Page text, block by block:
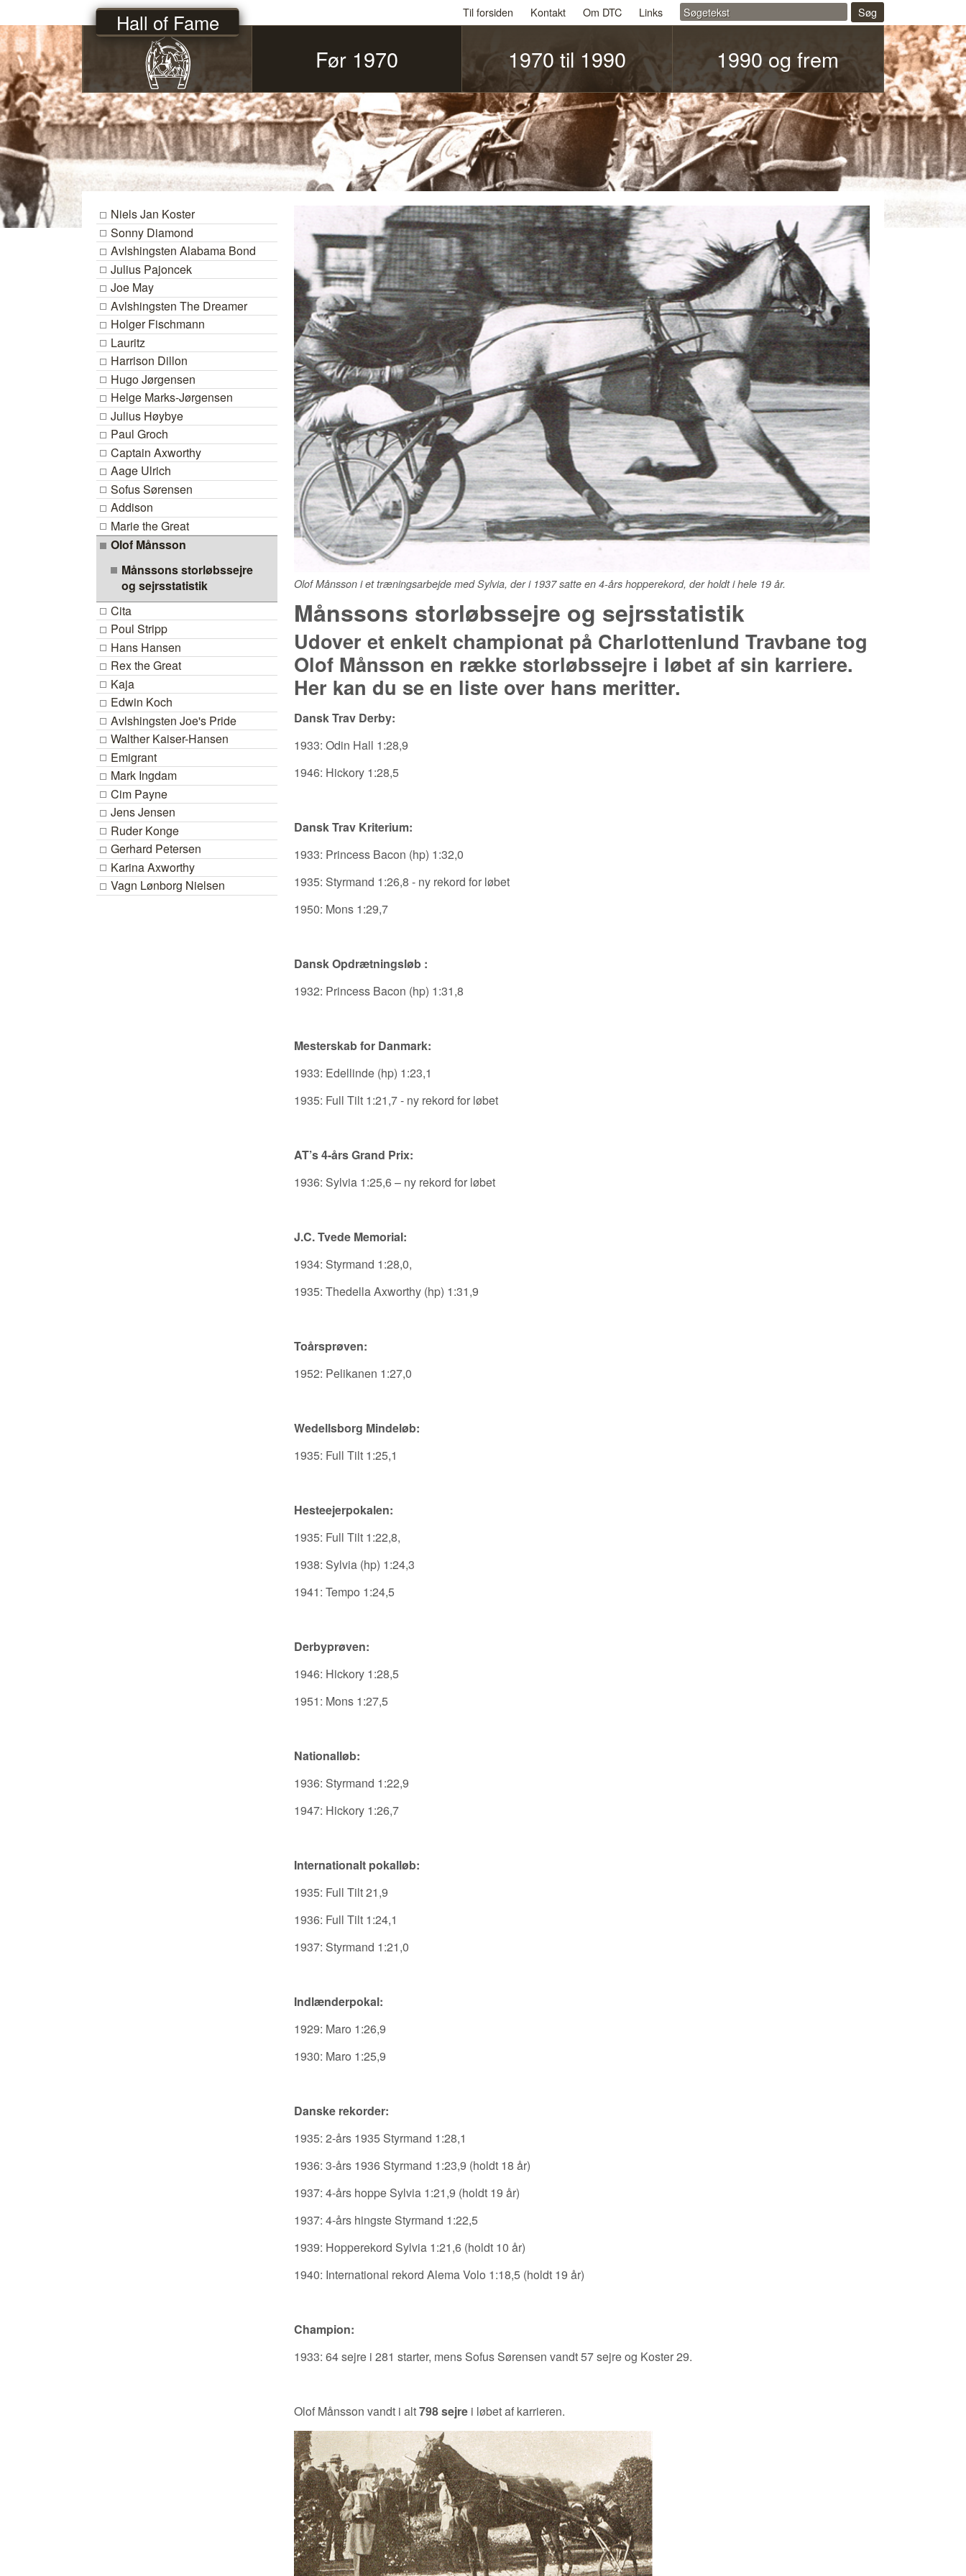
Til forsiden Kontakt Om DTC Links Søg
Hall of Fame
Før 1970 1970 til 1990 1990 og frem
Niels Jan Koster
Sonny Diamond
Avlshingsten Alabama Bond
Julius Pajoncek
Joe May
Avlshingsten The Dreamer
Holger Fischmann
Lauritz
Harrison Dillon
Hugo Jørgensen
Helge Marks-Jørgensen
Julius Høybye
Paul Groch
Captain Axworthy
Aage Ulrich
Sofus Sørensen
Addison
Marie the Great
Olof Månsson
Månssons storløbssejre
og sejrsstatistik
Cita
Poul Stripp
Hans Hansen
Rex the Great
Kaja
Edwin Koch
Avlshingsten Joe's Pride
Walther Kaiser-Hansen
Emigrant
Mark Ingdam
Cim Payne
Jens Jensen
Ruder Konge
Gerhard Petersen
Karina Axworthy
Vagn Lønborg Nielsen
Olof Månsson i et træningsarbejde med Sylvia, der i 1937 satte en 4-års hopperekord, der holdt i hele 19 år.
Månssons storløbssejre og sejrsstatistik
Udover et enkelt championat på Charlottenlund Travbane tog
Olof Månsson en række storløbssejre i løbet af sin karriere.
Her kan du se en liste over hans meritter.
Dansk Trav Derby:
1933: Odin Hall 1:28,9
1946: Hickory 1:28,5
Dansk Trav Kriterium:
1933: Princess Bacon (hp) 1:32,0
1935: Styrmand 1:26,8 - ny rekord for løbet
1950: Mons 1:29,7
Dansk Opdrætningsløb :
1932: Princess Bacon (hp) 1:31,8
Mesterskab for Danmark:
1933: Edellinde (hp) 1:23,1
1935: Full Tilt 1:21,7 - ny rekord for løbet
AT’s 4-års Grand Prix:
1936: Sylvia 1:25,6 – ny rekord for løbet
J.C. Tvede Memorial:
1934: Styrmand 1:28,0,
1935: Thedella Axworthy (hp) 1:31,9
Toårsprøven:
1952: Pelikanen 1:27,0
Wedellsborg Mindeløb:
1935: Full Tilt 1:25,1
Hesteejerpokalen:
1935: Full Tilt 1:22,8,
1938: Sylvia (hp) 1:24,3
1941: Tempo 1:24,5
Derbyprøven:
1946: Hickory 1:28,5
1951: Mons 1:27,5
Nationalløb:
1936: Styrmand 1:22,9
1947: Hickory 1:26,7
Internationalt pokalløb:
1935: Full Tilt 21,9
1936: Full Tilt 1:24,1
1937: Styrmand 1:21,0
Indlænderpokal:
1929: Maro 1:26,9
1930: Maro 1:25,9
Danske rekorder:
1935: 2-års 1935 Styrmand 1:28,1
1936: 3-års 1936 Styrmand 1:23,9 (holdt 18 år)
1937: 4-års hoppe Sylvia 1:21,9 (holdt 19 år)
1937: 4-års hingste Styrmand 1:22,5
1939: Hopperekord Sylvia 1:21,6 (holdt 10 år)
1940: International rekord Alema Volo 1:18,5 (holdt 19 år)
Champion:
1933: 64 sejre i 281 starter, mens Sofus Sørensen vandt 57 sejre og Koster 29.
Olof Månsson vandt i alt798 sejrei løbet af karrieren.